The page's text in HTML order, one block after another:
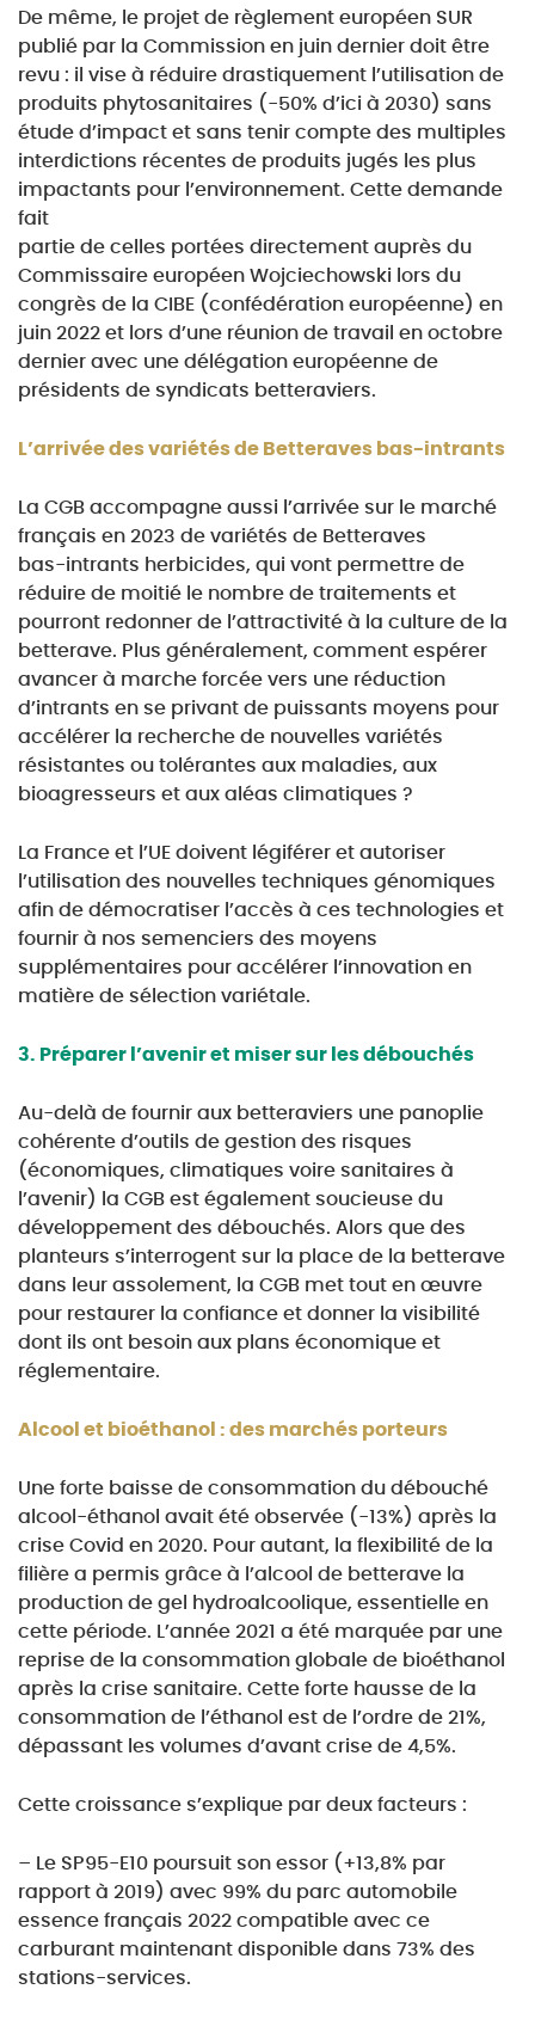
De même, le projet de règlement européen SUR
publié par la Commission en juin dernier doit être
revu : il vise à réduire drastiquement l’utilisation de
produits phytosanitaires (-50% d’ici à 2030) sans
étude d’impact et sans tenir compte des multiples
interdictions récentes de produits jugés les plus
impactants pour l’environnement. Cette demande
fait
partie de celles portées directement auprès du
Commissaire européen Wojciechowski lors du
congrès de la CIBE (confédération européenne) en
juin 2022 et lors d’une réunion de travail en octobre
dernier avec une délégation européenne de
présidents de syndicats betteraviers.
L’arrivée des variétés de Betteraves bas-intrants
La CGB accompagne aussi l’arrivée sur le marché
français en 2023 de variétés de Betteraves
bas-intrants herbicides, qui vont permettre de
réduire de moitié le nombre de traitements et
pourront redonner de l’attractivité à la culture de la
betterave. Plus généralement, comment espérer
avancer à marche forcée vers une réduction
d’intrants en se privant de puissants moyens pour
accélérer la recherche de nouvelles variétés
résistantes ou tolérantes aux maladies, aux
bioagresseurs et aux aléas climatiques ?
La France et l’UE doivent légiférer et autoriser
l’utilisation des nouvelles techniques génomiques
afin de démocratiser l’accès à ces technologies et
fournir à nos semenciers des moyens
supplémentaires pour accélérer l’innovation en
matière de sélection variétale.
3. Préparer l’avenir et miser sur les débouchés
Au-delà de fournir aux betteraviers une panoplie
cohérente d’outils de gestion des risques
(économiques, climatiques voire sanitaires à
l’avenir)
la CGB est également soucieuse du
développement des débouchés. Alors que des
planteurs s’interrogent sur la place de la betterave
dans leur assolement, la CGB met tout en œuvre
pour restaurer la confiance et donner la visibilité
dont ils ont besoin aux plans économique et
réglementaire.
Alcool et bioéthanol : des marchés porteurs
Une forte baisse de consommation du débouché
alcool-éthanol avait été observée (-13%) après la
crise Covid en 2020. Pour autant, la flexibilité de la
filière a permis grâce à l’alcool de betterave la
production de gel hydroalcoolique, essentielle en
cette période. L’année 2021 a été marquée par une
reprise de la consommation globale de bioéthanol
après la crise sanitaire. Cette forte hausse de la
consommation de l’éthanol est de l’ordre de 21%,
dépassant les volumes d’avant crise de 4,5%.
Cette croissance s’explique par deux facteurs :
– Le SP95-E10 poursuit son essor (+13,8% par
rapport à 2019) avec 99% du parc automobile
essence français 2022 compatible avec ce
carburant maintenant disponible dans 73% des
stations-services.